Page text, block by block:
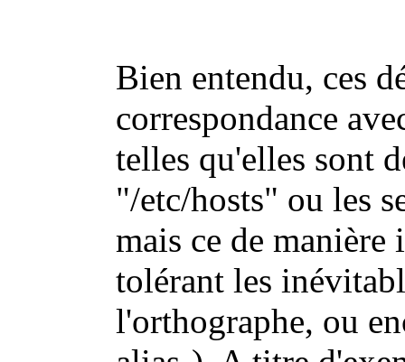
Bien entendu, ces
correspondance
telles qu'elles sont
"/etc/hosts" ou les
mais ce de
tolérant les
l'orthographe, ou